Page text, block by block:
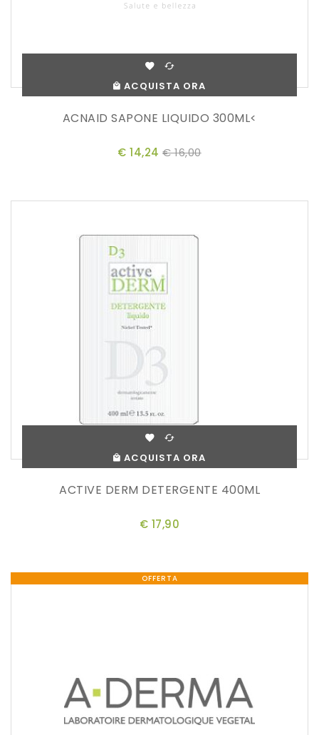
ACQUISTA ORA
ACNAID SAPONE LIQUIDO 300ML<
€ 14,24 € 16,00
ACQUISTA ORA
ACTIVE DERM DETERGENTE 400ML
€ 17,90
OFFERTA